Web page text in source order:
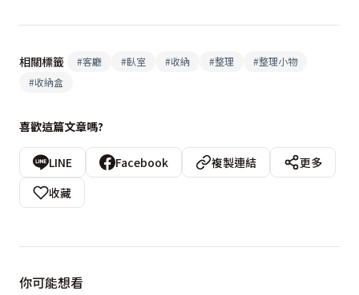
相關標籤 #客廳 #臥室 #收納 #整理 #整理小物
#收納盒
喜歡這篇文章嗎?
LINE Facebook 複製連結
更多
收藏
你可能想看